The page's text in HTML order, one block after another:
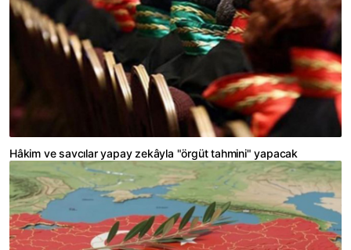
Hâkim ve savcılar yapay zekâyla "örgüt tahmini" yapacak